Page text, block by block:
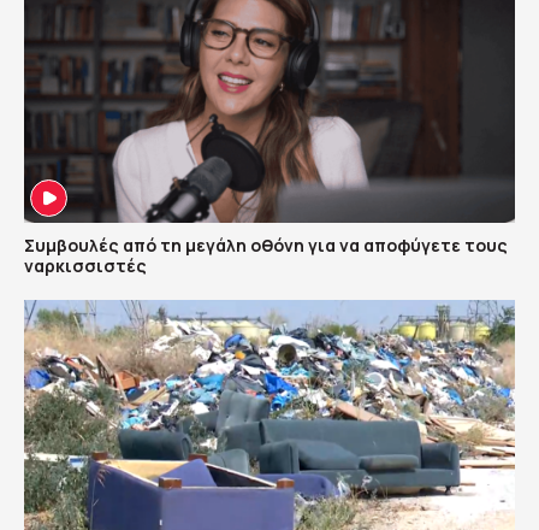
Συμβουλές από τη μεγάλη οθόνη για να αποφύγετε τους
ναρκισσιστές